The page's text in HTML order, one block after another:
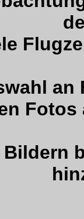
Fotos
Bildern